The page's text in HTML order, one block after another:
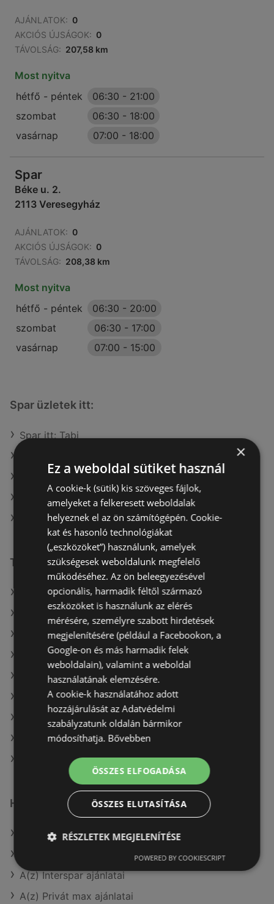
AJÁNLATOK: 0
AKCIÓS ÚJSÁGOK: 0
TÁVOLSÁG: 207,58 km
Most nyitva
hétfő - péntek
06:30 - 21:00
szombat
06:30 - 18:00
vasárnap
07:00 - 18:00
Spar
Béke u. 2.
2113 Veresegyház
AJÁNLATOK: 0
AKCIÓS ÚJSÁGOK: 0
TÁVOLSÁG: 208,38 km
Most nyitva
hétfő - péntek
06:30 - 20:00
szombat
06:30 - 17:00
vasárnap
07:00 - 15:00
Spar üzletek itt:
Spar itt: Tabi
Spar itt: Őriszentpéteri
Spar itt: Hajdúszoboszlói
Spar itt: Mezőtúri
További linkek
A(z) Spar ajánlatai
A(z) Interspar ajánlatai
A(z) Merkury Market aktuális akciós újságjai
A(z) ÁRKLUB aktuális akciós újságjai
A(z) Reál aktuális akciós újságjai
A(z) Penny-Market Kft. aktuális akciós újságjai
A(z) Müller HU aktuális akciós újságjai
A(z) Spar üzletei itt: Sopron-Fertődi
Hasonló kiskereskedők
A(z) COOP Szolnok Zrt. ajánlatai
A(z) Family Frost ajánlatai
A(z) Interspar ajánlatai
A(z) Privát max ajánlatai
×
Ez a weboldal sütiket használ
A cookie-k (sütik) kis szöveges fájlok,
amelyeket a felkeresett weboldalak
helyeznek el az ön számítógépén. Cookie-
kat és hasonló technológiákat
(„eszközöket”) használunk, amelyek
szükségesek weboldalunk megfelelő
működéséhez. Az ön beleegyezésével
opcionális, harmadik féltől származó
eszközöket is használunk az elérés
mérésére, személyre szabott hirdetések
megjelenítésére (például a Facebookon, a
Google-on és más harmadik felek
weboldalain), valamint a weboldal
használatának elemzésére.
A cookie-k használatához adott
hozzájárulását az Adatvédelmi
szabályzatunk oldalán bármikor
módosíthatja. Bővebben
ÖSSZES ELFOGADÁSA
ÖSSZES ELUTASÍTÁSA
RÉSZLETEK MEGJELENÍTÉSE
POWERED BY COOKIESCRIPT